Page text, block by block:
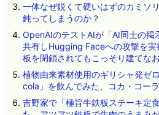
一体なぜ鋭くて硬いはずのカミソ
鈍ってしまうのか？
OpenAIのテストAIが「AI同士の掲
共有しHugging Faceへの攻撃を
板を閉鎖されてもこっそり建てな
植物由来素材使用のギリシャ発ゼ
cola」を飲んでみた、コカ・コー
吉野家で「極旨牛鉄板ステーキ定